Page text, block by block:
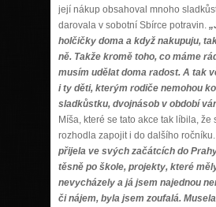
její nákup obsahoval mnoho
darovala v sobotní Sbírce potravin.
holčičky doma a když nakupuju,
ně. Takže kromě toho, co máme
musím udělat doma radost. A tak
i ty děti, kterým rodiče nemohou
sladkůstku, dvojnásob v období
Míša, které se tato akce tak líbila, že
rozhodla zapojit i do dalšího ročníku.
přijela ve svých začátcích do
těsně po škole, projekty, které
nevycházely a já jsem najednou
či nájem, byla jsem zoufalá.